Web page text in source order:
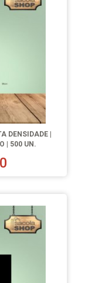
DENSIDADE |
| 500 UN.